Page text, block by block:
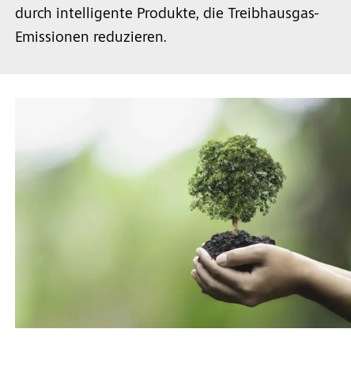
durch intelligente Produkte, die Treibhausgas-
Emissionen reduzieren.